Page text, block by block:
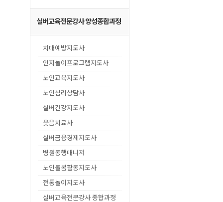
실버교육전문강사 양성종합과정
치매예방지도사
인지놀이프로그램지도사
노인교육지도사
노인심리상담사
실버건강지도사
웃음치료사
실버금융경제지도사
병원동행매니저
노인돌봄활동지도사
전통놀이지도사
실버교육전문강사 종합과정